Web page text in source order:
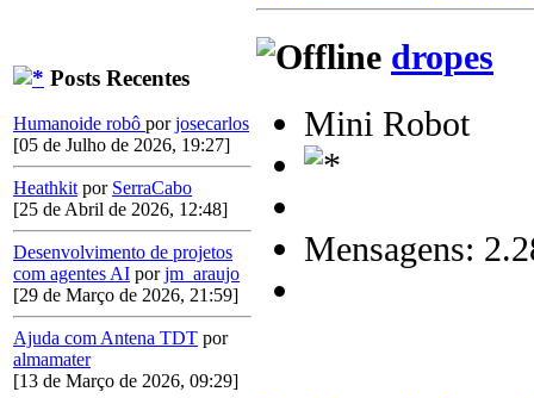
Posts Recentes
Humanoide robô porjosecarlos
[05 de Julho de 2026, 19:27]
Heathkit por SerraCabo
[25 de Abril de 2026, 12:48]
Desenvolvimento de projetos
com agentes AI porjm_araujo
[29 de Março de 2026, 21:59]
Ajuda com Antena TDT por
almamater
[13 de Março de 2026, 09:29]
dropes
Mini Robot
Mensagens: